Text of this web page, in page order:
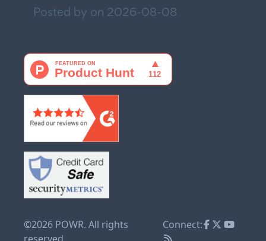
Posted by on 2026-08-08
©2026 POWR. All rights
Connect: